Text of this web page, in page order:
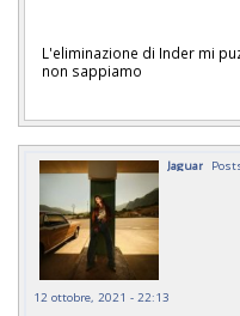
L'eliminazione di Inder mi
non sappiamo
Jaguar
12 ottobre, 2021 - 22:13